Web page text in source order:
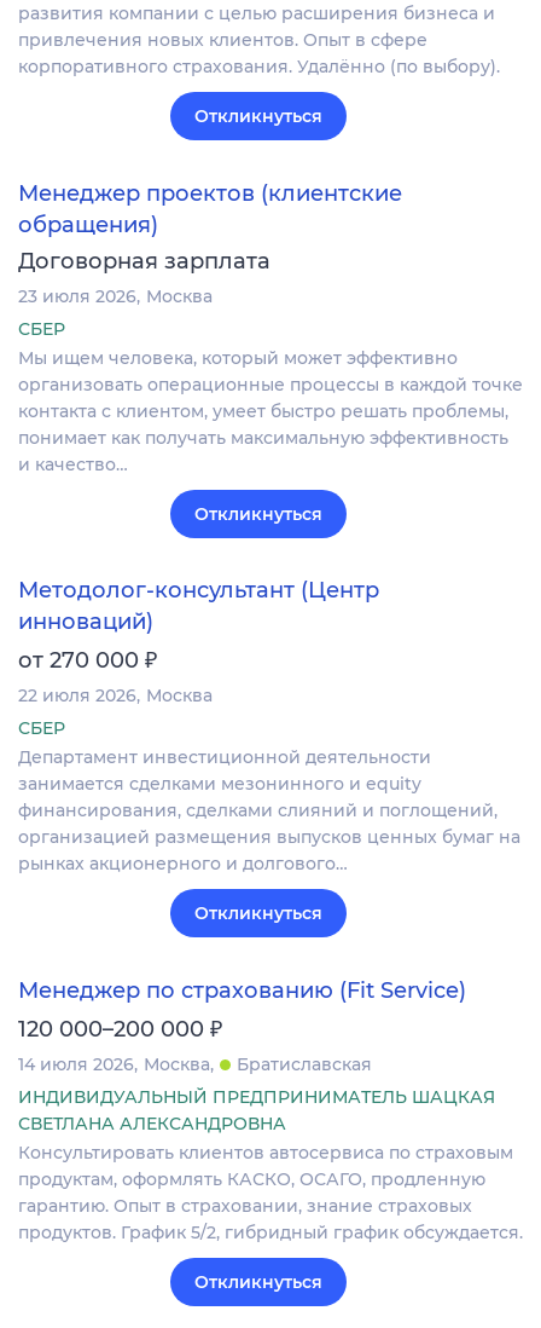
развития компании с целью расширения бизнеса и
привлечения новых клиентов. Опыт в сфере
корпоративного страхования. Удалённо (по выбору).
Откликнуться
Менеджер проектов (клиентские
обращения)
Договорная зарплата
23 июля 2026 Москва
СБЕР
Мы ищем человека, который может эффективно
организовать операционные процессы в каждой точке
контакта с клиентом, умеет быстро решать проблемы,
понимает как получать максимальную эффективность
и качество…
Откликнуться
Методолог-консультант (Центр
инноваций)
от 270 000 ₽
22 июля 2026 Москва
СБЕР
Департамент инвестиционной деятельности
занимается сделками мезонинного и equity
финансирования, сделками слияний и поглощений,
организацией размещения выпусков ценных бумаг на
рынках акционерного и долгового…
Откликнуться
Менеджер по страхованию (Fit Service)
120 000–200 000 ₽
14 июля 2026 Москва
Братиславская
ИНДИВИДУАЛЬНЫЙ ПРЕДПРИНИМАТЕЛЬ ШАЦКАЯ
СВЕТЛАНА АЛЕКСАНДРОВНА
Консультировать клиентов автосервиса по страховым
продуктам, оформлять КАСКО, ОСАГО, продленную
гарантию. Опыт в страховании, знание страховых
продуктов. График 5/2, гибридный график обсуждается.
Откликнуться